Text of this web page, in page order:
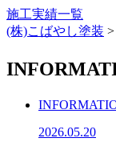
施工実績一覧
(株)こばやし塗装 >
2026.05.20